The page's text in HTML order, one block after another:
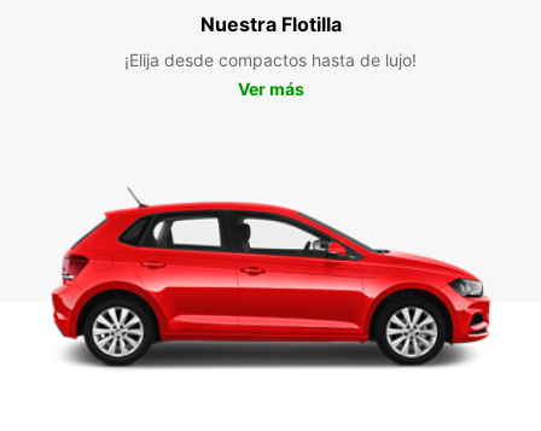
Nuestra Flotilla
¡Elija desde compactos hasta de lujo!
Ver más